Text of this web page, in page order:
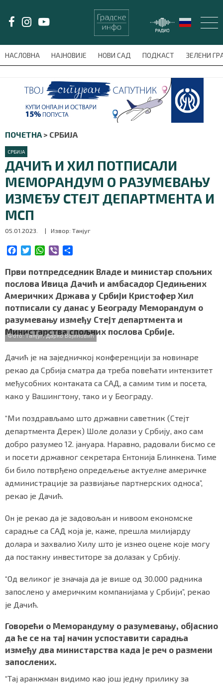
НАСЛОВНА НАЈНОВИЈЕ НОВИ САД ПОДКАСТ ЗЕЛЕНИ
meni'); $this_item = current( wp_filter_object_list(
ПОЧЕТНА > СРБИЈА
СРБИЈА
ДАЧИЋ И ХИЛ ПОТПИСАЛИ
МЕМОРАНДУМ О РАЗУМЕВАЊУ
ИЗМЕЂУ СТЕЈТ ДЕПАРТМЕНТА И
МСП
05.01.2023. | Извор: Танјуг
c
e
b
o
o
k
i
t
t
e
r
W
a
t
s
A
p
p
b
e
r
a
r
e
Први потпредседник Владе и министар спољних
послова Ивица Дачић и амбасадор Сједињених
Америчких Држава у Србији Кристофер Хил
потписали су данас у Београду Меморандум о
разумевању између Стејт департмента и
Министарства спољних послова Србије.
Фото: Танјуг/Дарко Војиновић
Дачић је на заједничкој конференцији за новинаре
рекао да Србија сматра да треба повећати интензитет
међусобних контаката са САД, а самим тим и посета,
како у Вашингтону, тако и у Београду.
“Ми поздрављамо што државни саветник (Стејт
департмента Дерек) Шоле долази у Србију, ако сам
добро разумео 12. јануара. Наравно, радовали бисмо се
и посети државног секретара Ентонија Блинкена. Тиме
би било потврђено опредељење актуелне америчке
администрације за развијање партнерских односа”,
рекао је Дачић.
Он је рекао да је задовољан и нивоом економске
сарадње са САД која је, каже, прешла милијарду
долара и захвалио Хилу што је изнео оцене које могу
да постакну инвеститоре за долазак у Србију.
“Од великог је значаја да је више од 30.000 радника
запослено у америчким компанијама у Србији”, рекао
је Дачић.
Говорећи о Меморандуму о разумевању, објаснио
да ће се на тај начин успоставити сарадња
између два министарства када је реч о размени
запослених.
“Тај аранжман видимо као још једну прилику за
LAT/ЋИР
НАСЛОВНА
НАЈНОВИЈЕ
НОВИ САД
ПОДКАСТ
ЗЕЛЕНИ ГРАД
ВИДЕО
СПЕЦИЈАЛИ
БЛОГ
СРБИЈА
СВЕТ
ЖИВОТ И СТИЛ
СПОРТ
БИЗНИС
redakcija@gradskeinfo.rs
ПРАТИТЕ НАС
Маркетинг Услови коришћења | Политика